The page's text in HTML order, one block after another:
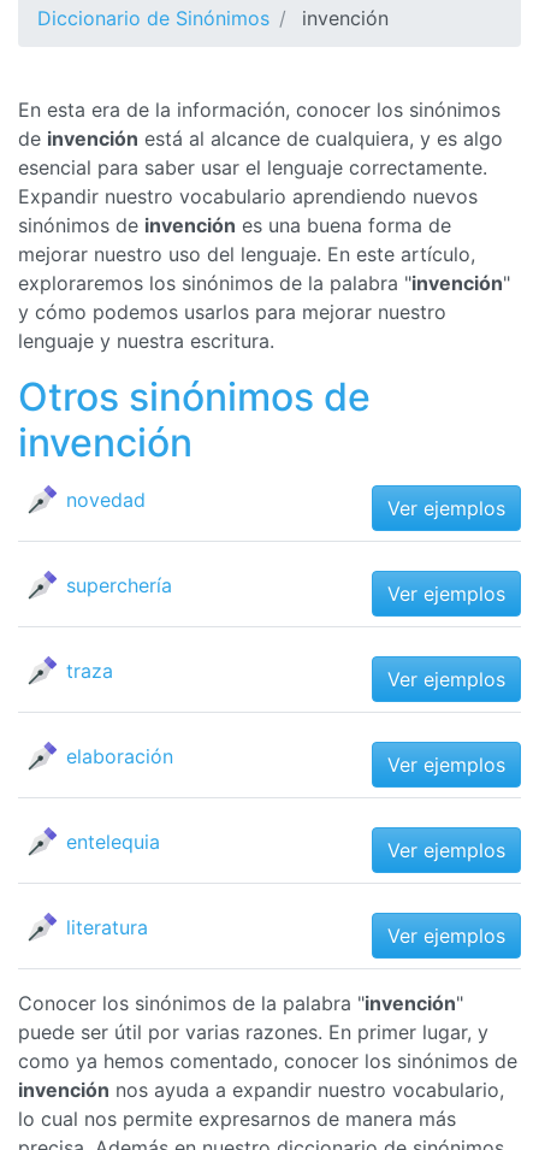
Diccionario de Sinónimos invención
En esta era de la información, conocer los sinónimos
de invención está al alcance de cualquiera, y es algo
esencial para saber usar el lenguaje correctamente.
Expandir nuestro vocabulario aprendiendo nuevos
sinónimos de invención es una buena forma de
mejorar nuestro uso del lenguaje. En este artículo,
exploraremos los sinónimos de la palabra "invención"
y cómo podemos usarlos para mejorar nuestro
lenguaje y nuestra escritura.
Otros sinónimos de
invención
novedad Ver ejemplos
superchería Ver ejemplos
traza Ver ejemplos
elaboración Ver ejemplos
entelequia Ver ejemplos
literatura Ver ejemplos
Conocer los sinónimos de la palabra "invención"
puede ser útil por varias razones. En primer lugar, y
como ya hemos comentado, conocer los sinónimos de
invención nos ayuda a expandir nuestro vocabulario,
lo cual nos permite expresarnos de manera más